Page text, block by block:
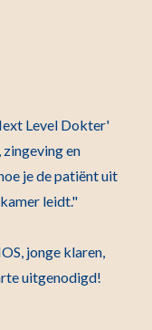
Level Dokter'
en
je de patiënt uit
leidt."
jonge klaren,
uitgenodigd!